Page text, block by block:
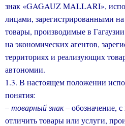
знак «GAGAUZMALLARI»,
лицами, зарегистрированными
товары, производимые в
на экономических агентов,
территориях и реализующих
автономии.
1.3. В настоящем положении
понятия:
–товарный знак– обозначение,
отличить товары или услуги,